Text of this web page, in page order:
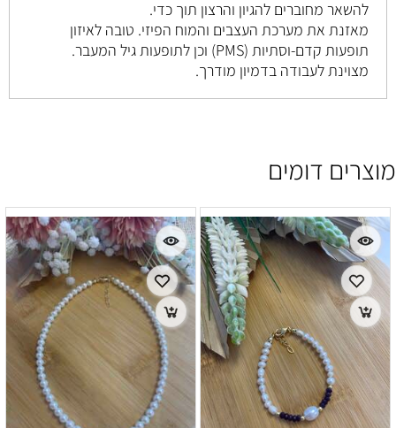
להשאר מחוברים להגיון והרצון תוך כדי.
מאזנת את מערכת העצבים והמוח הפיזי. טובה לאיזון
תופעות קדם-וסתיות (PMS) וכן לתופעות גיל המעבר.
מצוינת לעבודה בדמיון מודרך.
מוצרים דומים